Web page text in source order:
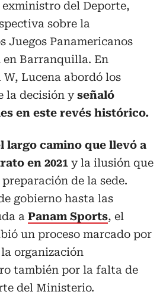
exministro del Deporte,
sobre la
Juegos Panamericanos
en Barranquilla. En
Lucena abordó los
la decisión yseñaló
en este revés histórico.
largo camino que llevó a
en 2021 y la ilusión que
de la sede.
gobierno hasta las
a Panam Sports, el
un proceso marcado por
organización
también por la falta de
del Ministerio.